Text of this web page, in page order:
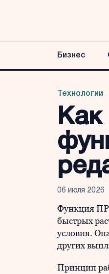
Бизнес
Технологии
06 июля 2026
Функция
быстрых
условия.
других
Принцип